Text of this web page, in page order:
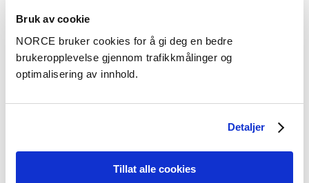
Bruk av cookie
NORCE bruker cookies for å gi deg en bedre
brukeropplevelse gjennom trafikkmålinger og
optimalisering av innhold.
Detaljer
Tillat alle cookies
Konferanseforedrag